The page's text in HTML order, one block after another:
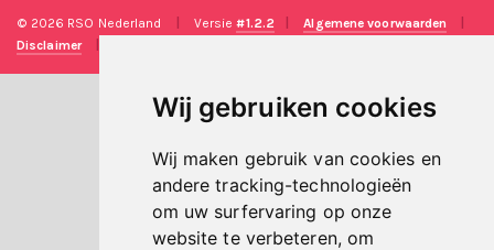
Wij gebruiken cookies
Wij maken gebruik van cookies en
andere tracking-technologieën
om uw surfervaring op onze
website te verbeteren, om
© 2026 RSO Nederland Versie#1.2.2 Algemene voorwaarden
Disclaimer